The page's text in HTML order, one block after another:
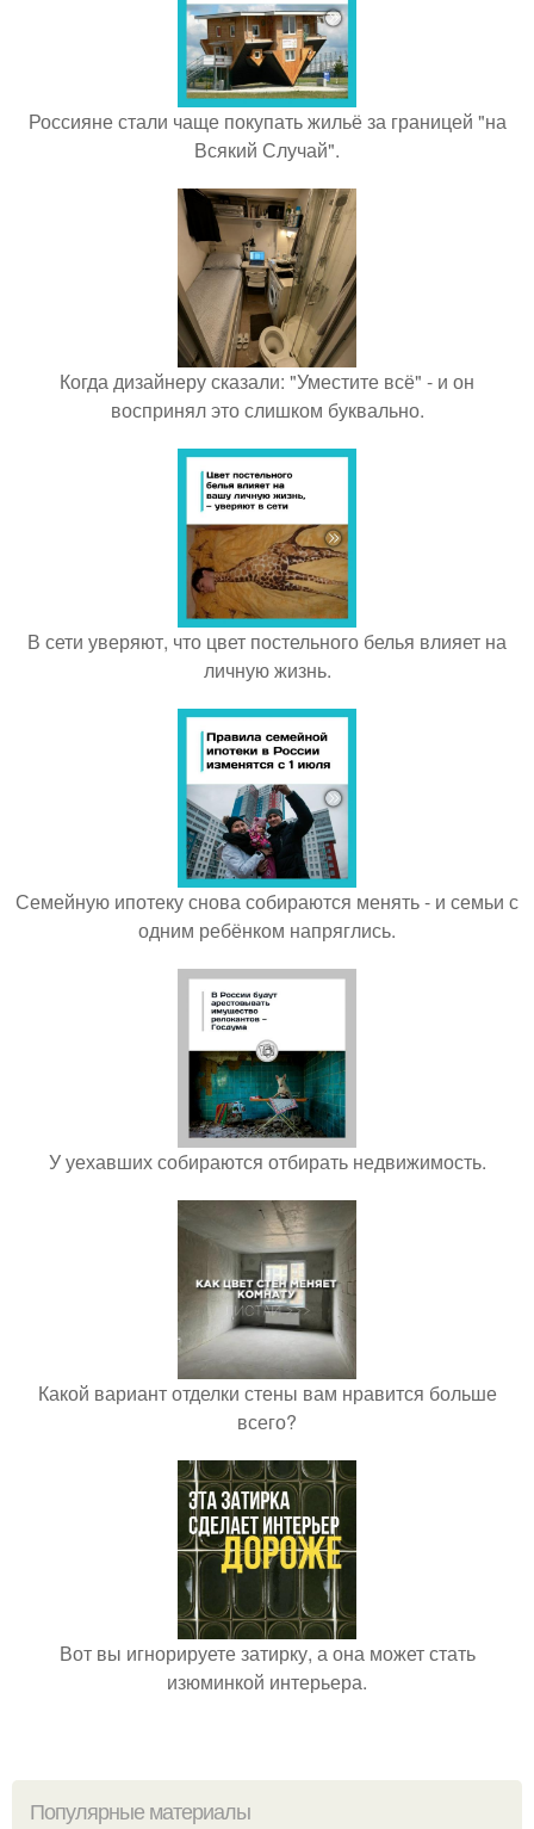
Россияне стали чаще покупать жильё за границей "на
Всякий Случай".
Когда дизайнеру сказали: "Уместите всё" - и он
воспринял это слишком буквально.
В сети уверяют, что цвет постельного белья влияет на
личную жизнь.
Семейную ипотеку снова собираются менять - и семьи с
одним ребёнком напряглись.
У уехавших собираются отбирать недвижимость.
Какой вариант отделки стены вам нравится больше
всего?
Вот вы игнорируете затирку, а она может стать
изюминкой интерьера.
Популярные материалы